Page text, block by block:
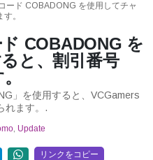
ード COBADONG を使用してチャ
。
COBADONG を
と、割引番号
」を使用すると、VCGamers
れます。.
, Update
リンクをコピー